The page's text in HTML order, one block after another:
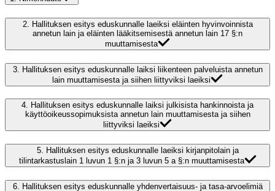
2. Hallituksen esitys eduskunnalle laeiksi eläinten hyvinvoinnista
annetun lain ja eläinten lääkitsemisestä annetun lain 17 §:n
muuttamisesta
3. Hallituksen esitys eduskunnalle laiksi liikenteen palveluista annetun
lain muuttamisesta ja siihen liittyviksi laeiksi
4. Hallituksen esitys eduskunnalle laiksi julkisista hankinnoista ja
käyttöoikeussopimuksista annetun lain muuttamisesta ja siihen
liittyviksi laeiksi
5. Hallituksen esitys eduskunnalle laeiksi kirjanpitolain ja
tilintarkastuslain 1 luvun 1 §:n ja 3 luvun 5 a §:n muuttamisesta
6. Hallituksen esitys eduskunnalle yhdenvertaisuus- ja tasa-arvoelimiä